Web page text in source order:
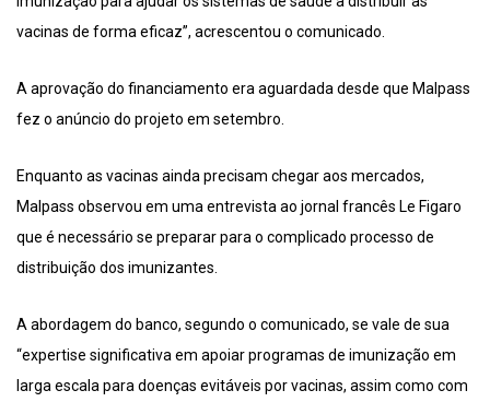
vacinas de forma eficaz”, acrescentou o comunicado.
A aprovação do financiamento era aguardada desde que Malpass
fez o anúncio do projeto em setembro.
Enquanto as vacinas ainda precisam chegar aos mercados,
Malpass observou em uma entrevista ao jornal francês Le Figaro
que é necessário se preparar para o complicado processo de
distribuição dos imunizantes.
A abordagem do banco, segundo o comunicado, se vale de sua
“expertise significativa em apoiar programas de imunização em
larga escala para doenças evitáveis por vacinas, assim como com